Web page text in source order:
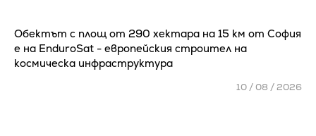
Обектът с площ от 290 хектара на 15 км от София
е на EnduroSat - европейския строител на
космическа инфраструктура
10 / 08 / 2026